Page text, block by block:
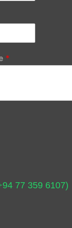
*
77 359 6107)